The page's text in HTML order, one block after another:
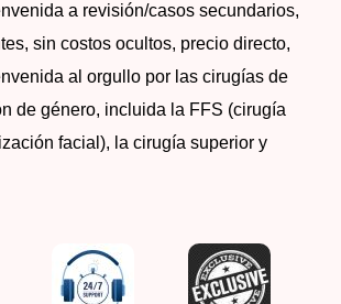
a revisión/casos secundarios,
sin costos ocultos, precio directo,
al orgullo por las cirugías de
de género, incluida la FFS (cirugía
facial), la cirugía superior y